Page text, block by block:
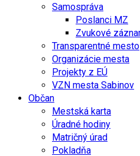
Samospráva
Poslanci MZ
Zvukové
Transparentné mesto
Organizácie mesta
Projekty z EÚ
VZN mesta Sabinov
Občan
Mestská karta
Úradné hodiny
Matričný úrad
Pokladňa